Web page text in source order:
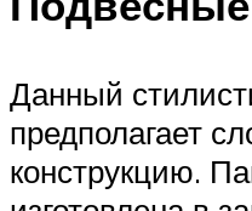
Данный
предполагает
конструкцию.